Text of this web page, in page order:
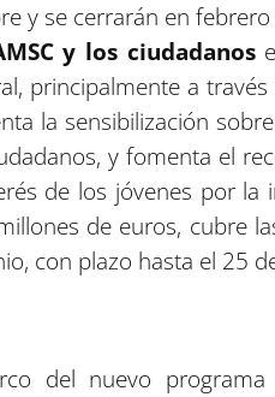
y se cerrarán en
y los ciudadanos
principalmente a través
la sensibilización
y fomenta el
de los jóvenes por la
de euros, cubre
con plazo hasta el 25
del nuevo programa